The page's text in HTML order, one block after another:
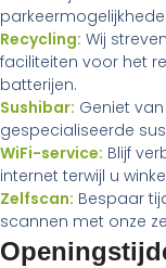
Recycling: Wij
faciliteiten voor het
batterijen.
Sushibar: Geniet
gespecialiseerde
WiFi-service: Blijf
internet terwijl u
Zelfscan: Bespaar
scannen met onze